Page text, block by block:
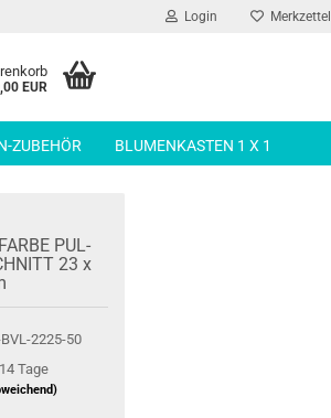
Login Merkzettel
EUR
ZUBEHÖR BLUMENKASTEN 1 X 1
PUL­
23 x
2225-50
Tage